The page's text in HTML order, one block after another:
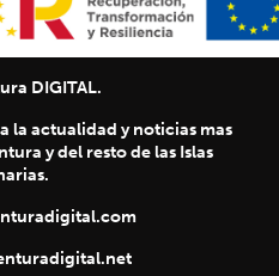
DIGITAL.
la actualidad y noticias mas
y del resto de las Islas